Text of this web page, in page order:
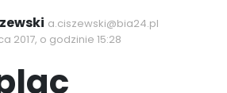
a.ciszewski@bia24.pl
2017, o godzinie 15:28